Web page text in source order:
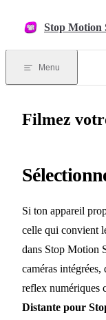
Stop Motion
Menu
Filmez
Si ton appareil
celle qui convient
dans Stop Motion
caméras
reflex numériques
Distante pour